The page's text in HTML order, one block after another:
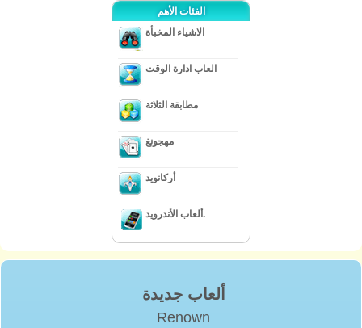
الفئات الأهم
الاشياء المخبأة
العاب ادارة الوقت
مطابقة الثلاثة
مهجونغ
أركانويد
ألعاب الأندرويد.
ألعاب جديدة
Renown